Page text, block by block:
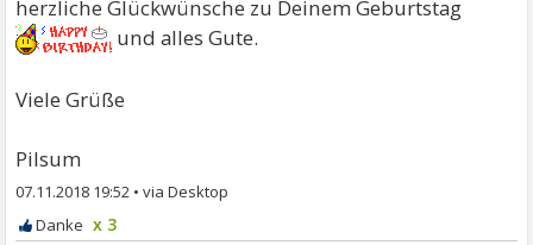
herzliche Glückwünsche zu Deinem Geburtstag
und alles Gute.
Viele Grüße
Pilsum
07.11.2018 19:52 •
x 3